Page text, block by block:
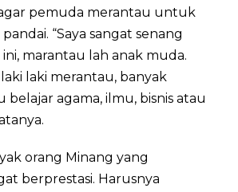
pemuda merantau untuk
“Saya sangat senang
marantau lah anak muda.
laki merantau, banyak
belajar agama, ilmu, bisnis atau
orang Minang yang
berprestasi. Harusnya